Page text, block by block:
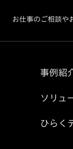
お仕事のご相談や
事例紹
ソリュ
ひらく